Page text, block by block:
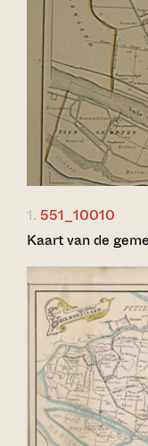
1. 551_10010
Kaart van de